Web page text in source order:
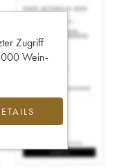
Zugriff
Wein-